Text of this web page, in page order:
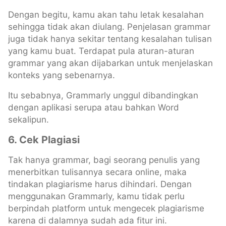
Dengan begitu, kamu akan tahu letak kesalahan
sehingga tidak akan diulang. Penjelasan grammar
juga tidak hanya sekitar tentang kesalahan tulisan
yang kamu buat. Terdapat pula aturan-aturan
grammar yang akan dijabarkan untuk menjelaskan
konteks yang sebenarnya.
Itu sebabnya, Grammarly unggul dibandingkan
dengan aplikasi serupa atau bahkan Word
sekalipun.
6. Cek Plagiasi
Tak hanya grammar, bagi seorang penulis yang
menerbitkan tulisannya secara online, maka
tindakan plagiarisme harus dihindari. Dengan
menggunakan Grammarly, kamu tidak perlu
berpindah platform untuk mengecek plagiarisme
karena di dalamnya sudah ada fitur ini.